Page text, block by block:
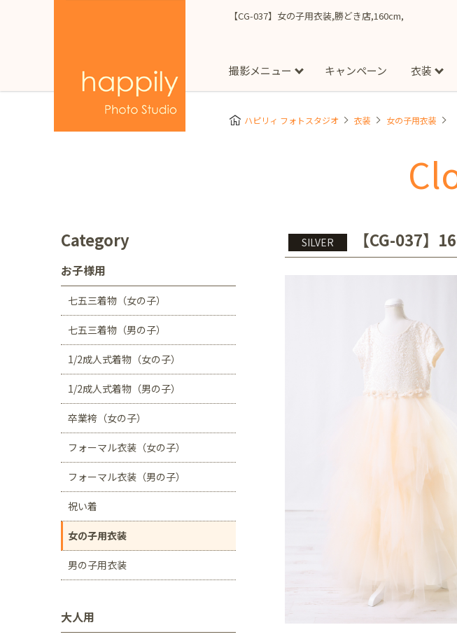
【CG-037】女の子用衣装,勝どき店,160cm,
撮影メニュー
スタジオ撮影
成人式フォト
お宮参り 入園・入学／卒園・卒業
キャンペーン 衣装
Clothes
七五三着物(男の子) 1/
フォーマル衣装(男の子)
マタニティ用ドレス
Store
吉祥寺店
柏の葉店
アリオ上尾店
つくば学園の森店
静岡県
帝塚山店
福岡県
More ハピリィ フォトスタジオ 衣装 女の子用衣装
SILVER 【CG-037】
Category
お子様用
七五三着物（女の子）
七五三着物（男の子）
1/2成人式着物（女の子）
1/2成人式着物（男の子）
卒業袴（女の子）
フォーマル衣装（女の子）
フォーマル衣装（男の子）
祝い着
女の子用衣装
男の子用衣装
大人用